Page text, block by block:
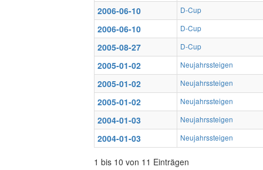
2006-06-10 D-Cup
2006-06-10 D-Cup
2005-08-27 D-Cup
2005-01-02 Neujahrssteigen
2005-01-02 Neujahrssteigen
2005-01-02 Neujahrssteigen
2004-01-03 Neujahrssteigen
2004-01-03 Neujahrssteigen
1 bis 10 von 11 Einträgen